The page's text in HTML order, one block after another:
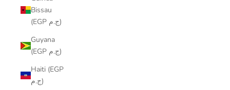
Bissau
(EGP ج.م)
Guyana
(EGP ج.م)
Haiti (EGP
ج.م)